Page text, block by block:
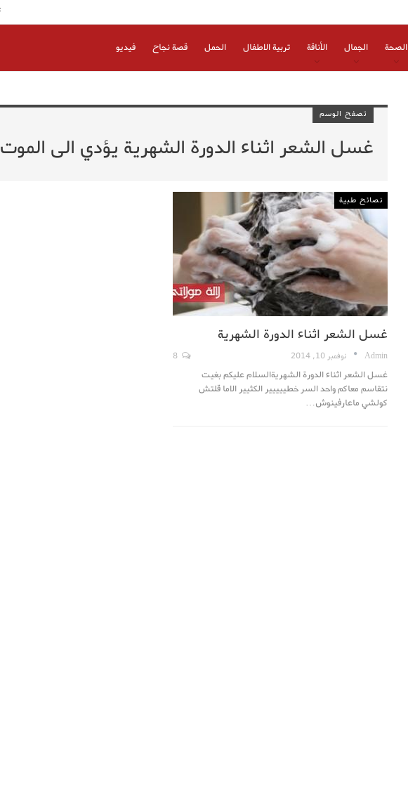
الصحة الجمال الأناقة تربية الاطفال الحمل قصة نجاح فيديو
تصفح الوسم
غسل الشعر اثناء الدورة الشهرية يؤدي الى الموت
نصائح طبية
غسل الشعر اثناء الدورة الشهرية
Admin نوفمبر 10, 2014
غسل الشعر اثناء الدورة الشهريةالسلام عليكم بغيت
نتقاسم معاكم واحد السر خطييييير الكثيير الاما قلتش
كولشي ماعارفينوش…